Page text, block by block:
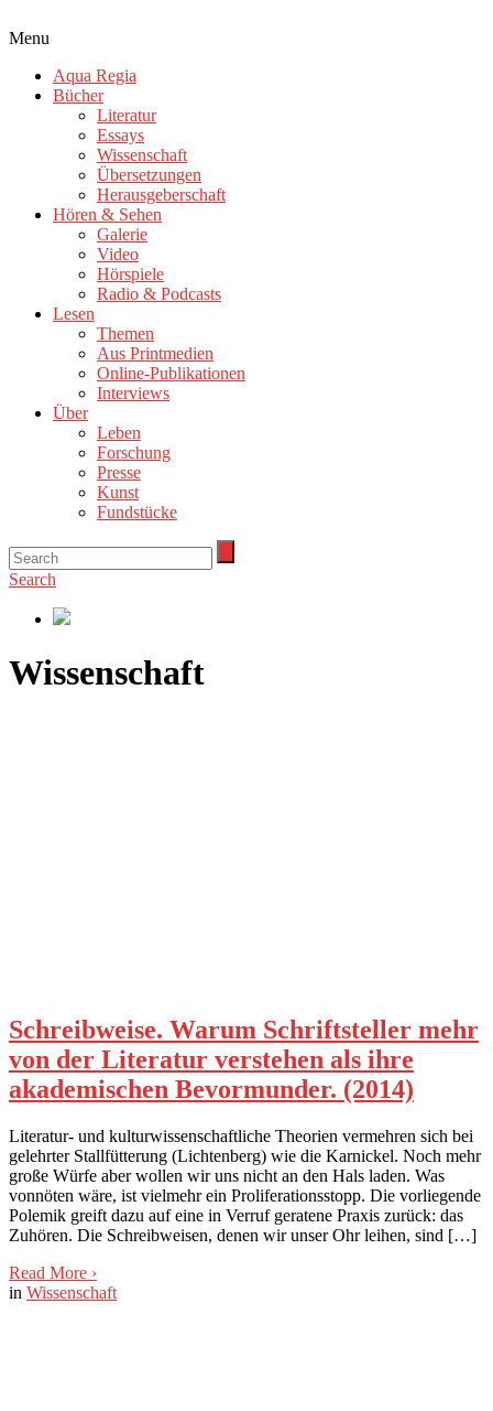
Menu
Aqua Regia
Bücher
Literatur
Essays
Wissenschaft
Übersetzungen
Herausgeberschaft
Hören & Sehen
Galerie
Video
Hörspiele
Radio & Podcasts
Lesen
Themen
Aus Printmedien
Online-Publikationen
Interviews
Über
Leben
Forschung
Presse
Kunst
Fundstücke
Search
Wissenschaft
Schreibweise. Warum Schriftsteller mehr
von der Literatur verstehen als ihre
akademischen Bevormunder. (2014)
Literatur- und kulturwissenschaftliche Theorien vermehren sich bei
gelehrter Stallfütterung (Lichtenberg) wie die Karnickel. Noch mehr
große Würfe aber wollen wir uns nicht an den Hals laden. Was
vonnöten wäre, ist vielmehr ein Proliferationsstopp. Die vorliegende
Polemik greift dazu auf eine in Verruf geratene Praxis zurück: das
Zuhören. Die Schreibweisen, denen wir unser Ohr leihen, sind […]
Read More ›
in Wissenschaft